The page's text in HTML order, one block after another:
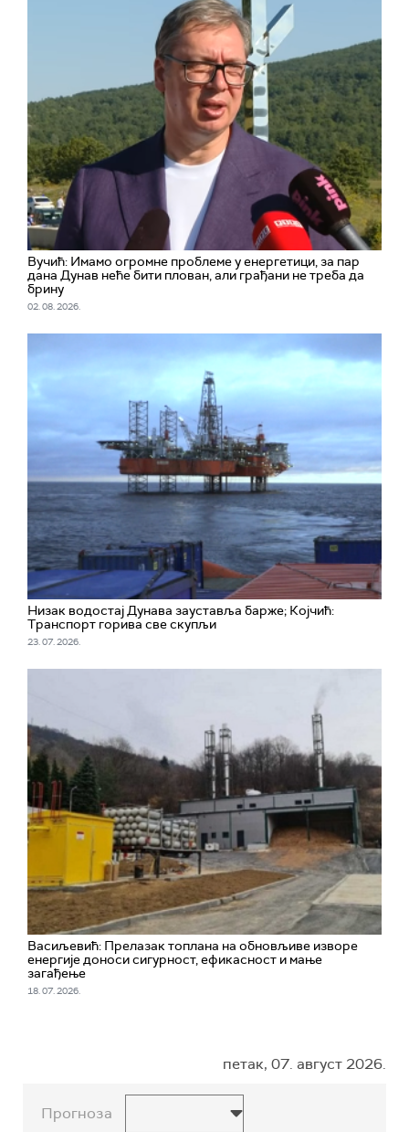
Вучић: Имамо огромне проблеме у енергетици, за пар
дана Дунав неће бити плован, али грађани не треба да
брину
02. 08. 2026.
Низак водостај Дунава зауставља барже; Којчић:
Tранспорт горива све скупљи
23. 07. 2026.
Васиљевић: Прелазак топлана на обновљиве изворе
енергије доноси сигурност, ефикасност и мање
загађење
18. 07. 2026.
петак, 07. август 2026.
Прогноза